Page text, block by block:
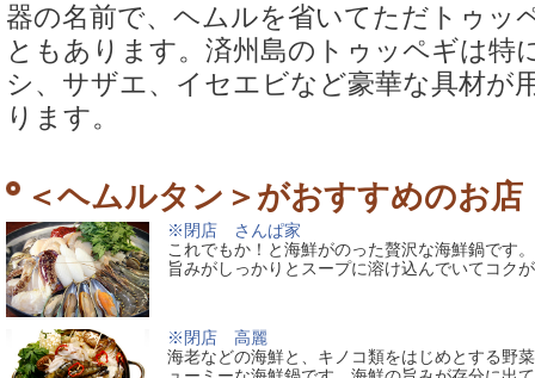
器の名前で、ヘムルを省いてただトゥッ
ともあります。済州島のトゥッペギは特
シ、サザエ、イセエビなど豪華な具材が
ります。
＜ヘムルタン＞がおすすめのお店
※閉店 さんぱ家
これでもか！と海鮮がのった贅沢な海鮮鍋です
旨みがしっかりとスープに溶け込んでいてコク
※閉店 高麗
海老などの海鮮と、キノコ類をはじめとする野